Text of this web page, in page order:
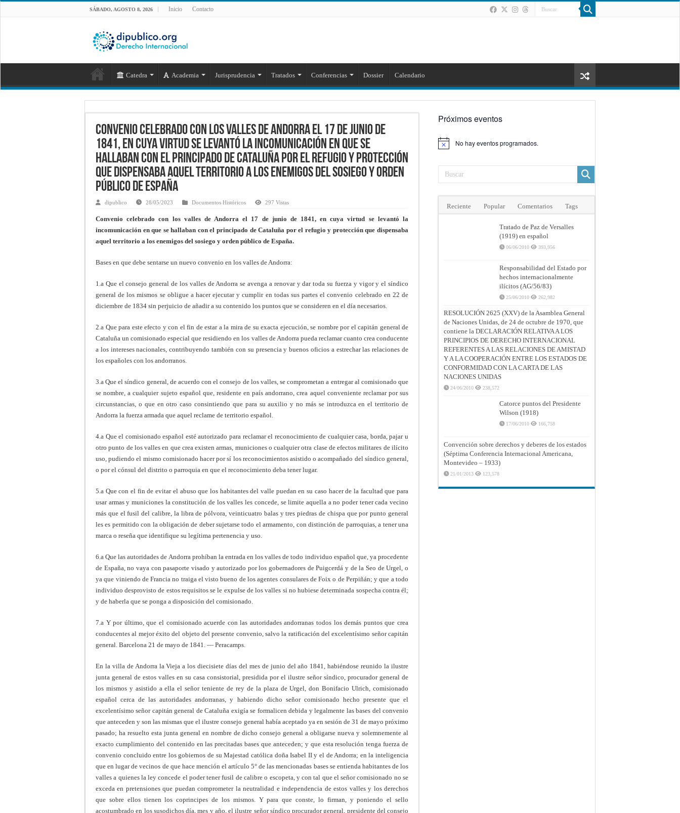
SÁBADO, AGOSTO 8, 2026 Inicio Contacto
Catedra Academia Jurisprudencia Tratados Conferencias Dossier Calendario
Convenio celebrado con los valles de Andorra el 17 de junio de
1841, en cuya virtud se levantó la incomunicación en que se
hallaban con el principado de Cataluña por el refugio y protección
que dispensaba aquel territorio a los enemigos del sosiego y orden
público de España
dipublico 28/05/2023 Documentos Históricos 297 Vistas
Convenio celebrado con los valles de Andorra el 17 de junio de 1841, en cuya virtud se levantó la
incomunicación en que se hallaban con el principado de Cataluña por el refugio y protección que dispensaba
aquel territorio a los enemigos del sosiego y orden público de España.
Bases en que debe sentarse un nuevo convenio en los valles de Andorra:
1.a Que el consejo general de los valles de Andorra se avenga a renovar y dar toda su fuerza y vigor y el síndico
general de los mismos se obligue a hacer ejecutar y cumplir en todas sus partes el convenio celebrado en 22 de
diciembre de 1834 sin perjuicio de añadir a su contenido los puntos que se consideren en el día necesarios.
2.a Que para este efecto y con el fin de estar a la mira de su exacta ejecución, se nombre por el capitán general de
Cataluña un comisionado especial que residiendo en los valles de Andorra pueda reclamar cuanto crea conducente
a los intereses nacionales, contribuyendo también con su presencia y buenos oficios a estrechar las relaciones de
los españoles con los andorranos.
3.a Que el síndico general, de acuerdo con el consejo de los valles, se comprometan a entregar al comisionado que
se nombre, a cualquier sujeto español que, residente en país andorrano, crea aquel conveniente reclamar por sus
circunstancias, o que en otro caso consintiendo que para su auxilio y no más se introduzca en el territorio de
Andorra la fuerza armada que aquel reclame de territorio español.
4.a Que el comisionado español esté autorizado para reclamar el reconocimiento de cualquier casa, borda, pajar u
otro punto de los valles en que crea existen armas, municiones o cualquier otra clase de efectos militares de ilícito
uso, pudiendo el mismo comisionado hacer por sí los reconocimientos asistido o acompañado del síndico general,
o por el cónsul del distrito o parroquia en que el reconocimiento deba tener lugar.
5.a Que con el fin de evitar el abuso que los habitantes del valle puedan en su caso hacer de la facultad que para
usar armas y municiones la constitución de los valles les concede, se limite aquella a no poder tener cada vecino
más que el fusil del calibre, la libra de pólvora, veinticuatro balas y tres piedras de chispa que por punto general
les es permitido con la obligación de deber sujetarse todo el armamento, con distinción de parroquias, a tener una
marca o reseña que identifique su legítima pertenencia y uso.
6.a Que las autoridades de Andorra prohíban la entrada en los valles de todo individuo español que, ya procedente
de España, no vaya con pasaporte visado y autorizado por los gobernadores de Puigcerdá y de la Seo de Urgel, o
ya que viniendo de Francia no traiga el visto bueno de los agentes consulares de Foix o de Perpiñán; y que a todo
individuo desprovisto de estos requisitos se le expulse de los valles si no hubiese determinada sospecha contra él;
y de haberla que se ponga a disposición del comisionado.
7.a Y por último, que el comisionado acuerde con las autoridades andorranas todos los demás puntos que crea
conducentes al mejor éxito del objeto del presente convenio, salvo la ratificación del excelentísimo señor capitán
general. Barcelona 21 de mayo de 1841. — Peracamps.
En la villa de Andorra la Vieja a los diecisiete días del mes de junio del año 1841, habiéndose reunido la ilustre
junta general de estos valles en su casa consistorial, presidida por el ilustre señor síndico, procurador general de
los mismos y asistido a ella el señor teniente de rey de la plaza de Urgel, don Bonifacio Ulrich, comisionado
español cerca de las autoridades andorranas, y habiendo dicho señor comisionado hecho presente que el
excelentísimo señor capitán general de Cataluña exigía se formalicen debida y legalmente las bases del convenio
que anteceden y son las mismas que el ilustre consejo general había aceptado ya en sesión de 31 de mayo próximo
pasado; ha resuelto esta junta general en nombre de dicho consejo general a obligarse nueva y solemnemente al
exacto cumplimiento del contenido en las precitadas bases que anteceden; y que esta resolución tenga fuerza de
convenio concluido entre los gobiernos de su Majestad católica doña Isabel II y el de Andorra; en la inteligencia
que en lugar de vecinos de que hace mención el artículo 5° de las mencionadas bases se entienda habitantes de los
valles a quienes la ley concede el poder tener fusil de calibre o escopeta, y con tal que el señor comisionado no se
exceda en pretensiones que puedan comprometer la neutralidad e independencia de estos valles y los derechos
que sobre ellos tienen los coprincipes de los mismos. Y para que conste, lo firman, y poniendo el sello
acostumbrado en los susodichos día, mes y año, el ilustre señor síndico procurador general, presidente del consejo
Próximos eventos
Aviso No hay eventos programados.
Reciente Popular Comentarios Tags
Tratado de Paz de Versalles
(1919) en español
06/06/2010 393,956
Responsabilidad del Estado por
hechos internacionalmente
ilícitos (AG/56/83)
25/06/2010 262,982
RESOLUCIÓN 2625 (XXV) de la Asamblea General
de Naciones Unidas, de 24 de octubre de 1970, que
contiene la DECLARACIÓN RELATIVA A LOS
PRINCIPIOS DE DERECHO INTERNACIONAL
REFERENTES A LAS RELACIONES DE AMISTAD
Y A LA COOPERACIÓN ENTRE LOS ESTADOS DE
CONFORMIDAD CON LA CARTA DE LAS
NACIONES UNIDAS
24/06/2010 238,572
Catorce puntos del Presidente
Wilson (1918)
17/06/2010 166,758
Convención sobre derechos y deberes de los estados
(Séptima Conferencia Internacional Americana,
Montevideo – 1933)
21/01/2013 123,578